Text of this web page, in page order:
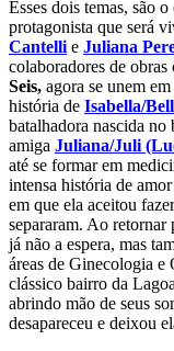
Esses dois temas, são
protagonista que será
Cantelli e Juliana
colaboradores de obras
Seis, agora se unem
história de Isabella/
batalhadora nascida
amiga Juliana/Juli
até se formar em
intensa história de
em que ela aceitou
separaram. Ao retornar
já não a espera, mas
áreas de Ginecologia e
clássico bairro da
abrindo mão de seus
desapareceu e deixou